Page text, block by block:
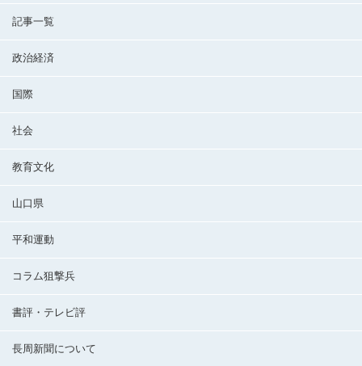
記事一覧
政治経済
国際
社会
教育文化
山口県
平和運動
コラム狙撃兵
書評・テレビ評
長周新聞について